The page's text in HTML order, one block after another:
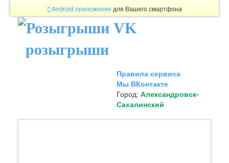
Android приложение для Вашего смартфона
розыгрыши
Правила сервиса
Мы ВКонтакте
Город: Александровск-
Сахалинский